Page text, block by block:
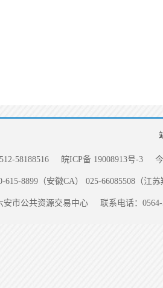
58188516 皖ICP备 19008913号-3
615-8899（安徽CA） 025-66085508（江
安市公共资源交易中心 联系电话：0564-